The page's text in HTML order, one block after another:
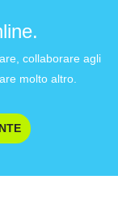
collaborare agli
molto altro.